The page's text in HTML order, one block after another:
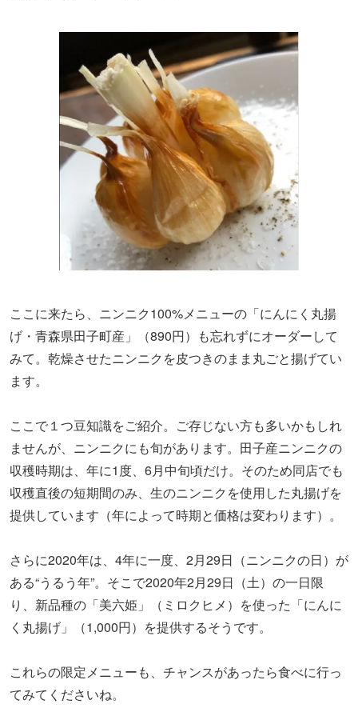
ここに来たら、ニンニク100%メニューの「にんにく丸揚
げ・青森県田子町産」（890円）も忘れずにオーダーして
みて。乾燥させたニンニクを皮つきのまま丸ごと揚げてい
ます。
ここで１つ豆知識をご紹介。ご存じない方も多いかもしれ
ませんが、ニンニクにも旬があります。田子産ニンニクの
収穫時期は、年に1度、6月中旬頃だけ。そのため同店でも
収穫直後の短期間のみ、生のニンニクを使用した丸揚げを
提供しています（年によって時期と価格は変わります）。
さらに2020年は、4年に一度、2月29日（ニンニクの日）が
ある“うるう年”。そこで2020年2月29日（土）の一日限
り、新品種の「美六姫」（ミロクヒメ）を使った「にんに
く丸揚げ」（1,000円）を提供するそうです。
これらの限定メニューも、チャンスがあったら食べに行っ
てみてくださいね。